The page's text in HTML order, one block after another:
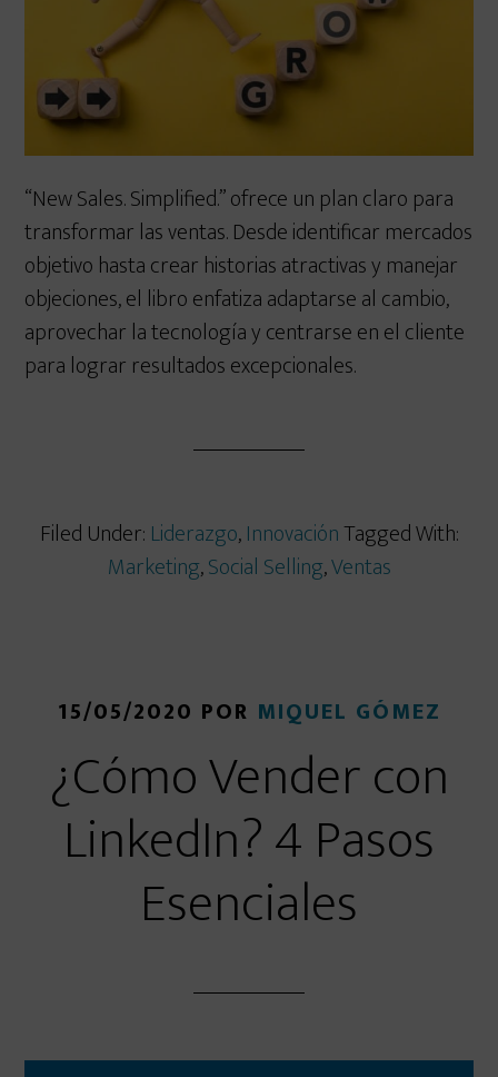
“New Sales. Simplified.” ofrece un plan claro para
transformar las ventas. Desde identificar mercados
objetivo hasta crear historias atractivas y manejar
objeciones, el libro enfatiza adaptarse al cambio,
aprovechar la tecnología y centrarse en el cliente
para lograr resultados excepcionales.
Filed Under: Liderazgo,InnovaciónTagged With:
Marketing,Social Selling,Ventas
15/05/2020 POR MIQUEL GÓMEZ
¿Cómo Vender con
LinkedIn? 4 Pasos
Esenciales